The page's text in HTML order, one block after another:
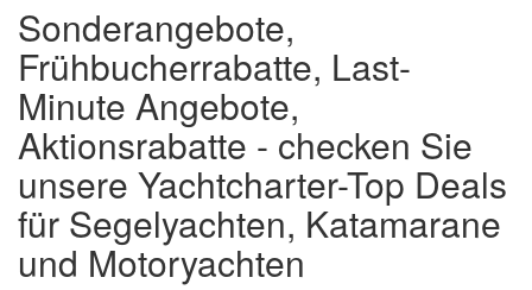
Sonderangebote,
Frühbucherrabatte, Last-
Minute Angebote,
Aktionsrabatte - checken Sie
unsere Yachtcharter-Top Deals
für Segelyachten, Katamarane
und Motoryachten